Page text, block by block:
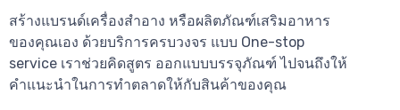
สร้างแบรนด์เครื่องสำอาง หรือผลิตภัณฑ์เสริมอาหาร
ของคุณเอง ด้วยบริการครบวงจร แบบ One-stop
service เราช่วยคิดสูตร ออกแบบบรรจุภัณฑ์ ไปจนถึงให้
คำแนะนำในการทำตลาดให้กับสินค้าของคุณ